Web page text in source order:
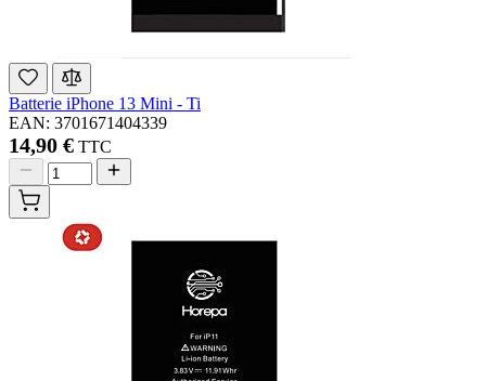
Batterie iPhone 13 Mini - Ti
EAN: 3701671404339
14,90 € TTC